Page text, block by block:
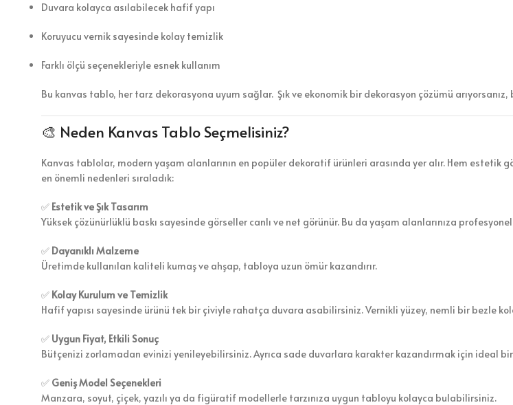
Duvara kolayca asılabilecek hafif yapı
Koruyucu vernik sayesinde kolay temizlik
Farklı ölçü seçenekleriyle esnek kullanım
Bu kanvas tablo, her tarz dekorasyona uyum sağlar. Şık ve ekonomik bir dekorasyon çözümü
🎨 Neden Kanvas Tablo Seçmelisiniz?
Kanvas tablolar, modern yaşam alanlarının en popüler dekoratif ürünleri arasında yer alır. Hem
en önemli nedenleri sıraladık:
✅ Estetik ve Şık Tasarım
Yüksek çözünürlüklü baskı sayesinde görseller canlı ve net görünür. Bu da yaşam alanlarınıza
✅ Dayanıklı Malzeme
Üretimde kullanılan kaliteli kumaş ve ahşap, tabloya uzun ömür kazandırır.
✅ Kolay Kurulum ve Temizlik
Hafif yapısı sayesinde ürünü tek bir çiviyle rahatça duvara asabilirsiniz. Vernikli yüzey, nemli bir bezle
✅ Uygun Fiyat, Etkili Sonuç
Bütçenizi zorlamadan evinizi yenileyebilirsiniz. Ayrıca sade duvarlara karakter kazandırmak için ideal
✅ Geniş Model Seçenekleri
Manzara, soyut, çiçek, yazılı ya da figüratif modellerle tarzınıza uygun tabloyu kolayca bulabilirsiniz.